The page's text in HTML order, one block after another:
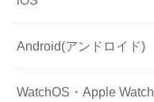
Android(アンドロイド)
WatchOS・Apple Watch